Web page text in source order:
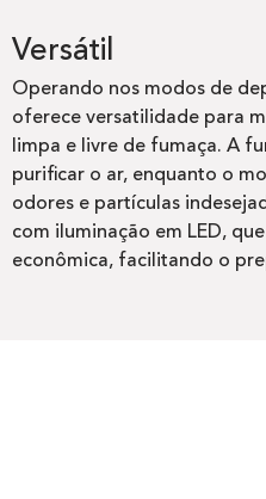
Versátil
Operando nos modos de
oferece versatilidade para
limpa e livre de fumaça. A
purificar o ar, enquanto o
odores e partículas
com iluminação em LED,
econômica, facilitando o